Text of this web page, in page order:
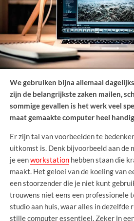
We gebruiken bijna allemaal
zijn de belangrijkste zaken mailen,
sommige gevallen is het werk veel
maat gemaakte computer heel
Er zijn tal van voorbeelden te
uitkomst is. Denk bijvoorbeeld aan de
je eenworkstation hebben staan die
maakt. Het geloei van de koeling van
een stoorzender die je niet kunt
trouwens niet eens een professionele
studio aan huis, waar alles in dezelfde
stille computer essentieel. Zeker in